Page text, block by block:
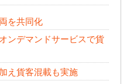
を共同化
ンデマンドサービスで貨
え貨客混載も実施